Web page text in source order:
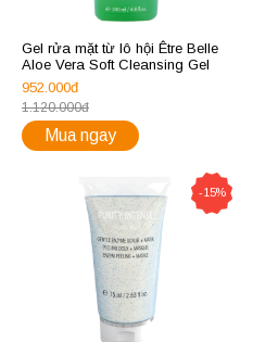
Gel rửa mặt từ lô hội Être Belle
Aloe Vera Soft Cleansing Gel
952.000đ
1.120.000đ
Mua ngay
-15%